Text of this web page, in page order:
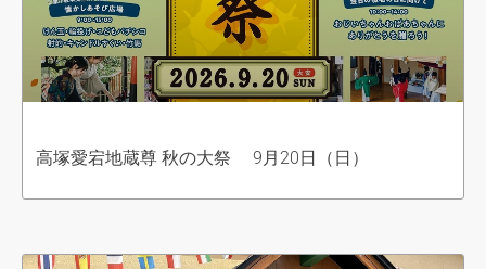
高塚愛宕地蔵尊 秋の大祭 9月20日（日）